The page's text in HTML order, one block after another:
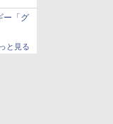
ー「グ
と見る